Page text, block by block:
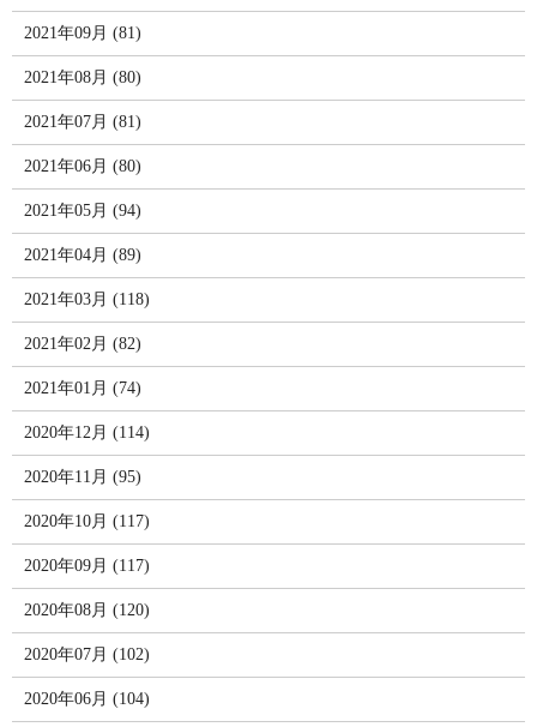
2021年09月 (81)
2021年08月 (80)
2021年07月 (81)
2021年06月 (80)
2021年05月 (94)
2021年04月 (89)
2021年03月 (118)
2021年02月 (82)
2021年01月 (74)
2020年12月 (114)
2020年11月 (95)
2020年10月 (117)
2020年09月 (117)
2020年08月 (120)
2020年07月 (102)
2020年06月 (104)